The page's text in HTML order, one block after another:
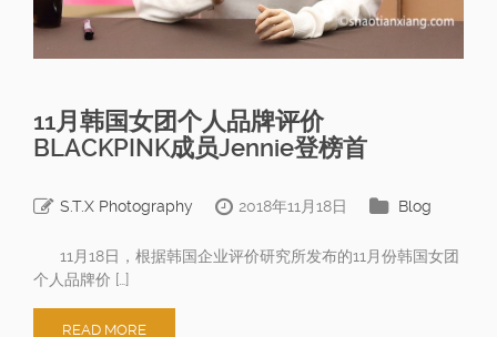
11月韩国女团个人品牌评价
BLACKPINK成员Jennie登榜首
S.T.X Photography 2018年11月18日 Blog
11月18日，根据韩国企业评价研究所发布的11月份韩国女团
个人品牌价 […]
READ MORE